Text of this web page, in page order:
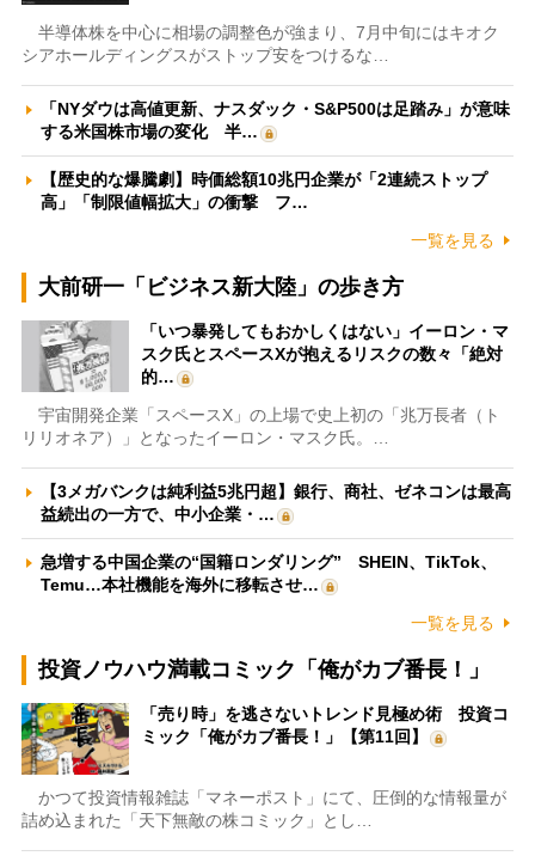
半導体株を中心に相場の調整色が強まり、7月中旬にはキオク
シアホールディングスがストップ安をつけるな…
「NYダウは高値更新、ナスダック・S&P500は足踏み」が意味
する米国株市場の変化 半…
【歴史的な爆騰劇】時価総額10兆円企業が「2連続ストップ
高」「制限値幅拡大」の衝撃 フ…
一覧を見る
大前研一「ビジネス新大陸」の歩き方
「いつ暴発してもおかしくはない」イーロン・マ
スク氏とスペースXが抱えるリスクの数々「絶対
的…
宇宙開発企業「スペースX」の上場で史上初の「兆万長者（ト
リリオネア）」となったイーロン・マスク氏。…
【3メガバンクは純利益5兆円超】銀行、商社、ゼネコンは最高
益続出の一方で、中小企業・…
急増する中国企業の“国籍ロンダリング” SHEIN、TikTok、
Temu…本社機能を海外に移転させ…
一覧を見る
投資ノウハウ満載コミック「俺がカブ番長！」
「売り時」を逃さないトレンド見極め術 投資コ
ミック「俺がカブ番長！」【第11回】
かつて投資情報雑誌「マネーポスト」にて、圧倒的な情報量が
詰め込まれた「天下無敵の株コミック」とし…